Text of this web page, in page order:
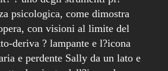
psicologica, come dimostra
con visioni al limite del
deriva ? lampante e l?icona
e perdente Sally da un lato e